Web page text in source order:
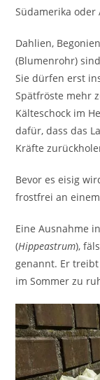
Südamerika oder
Dahlien,
(Blumenrohr)
Sie dürfen erst
Spätfröste mehr
Kälteschock im
dafür, dass das
Kräfte
Bevor es eisig
frostfrei an
Eine Ausnahme
(Hippeastrum),
genannt. Er
im Sommer zu